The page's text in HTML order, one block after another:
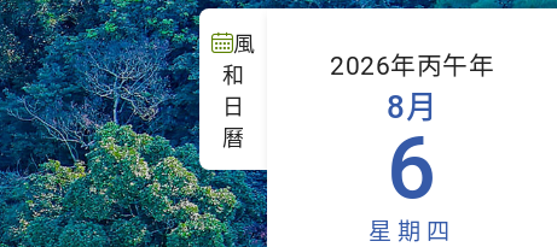
風
和
日
曆
2026年丙午年
8月
6
星期四